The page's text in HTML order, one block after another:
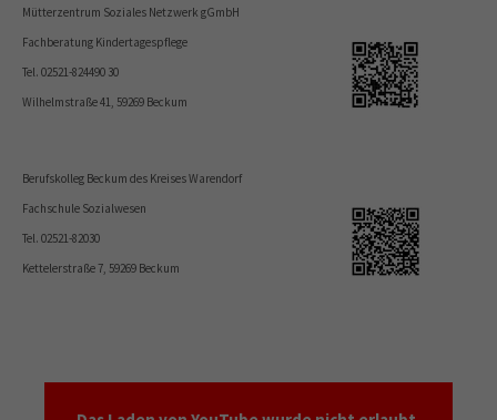
Mütterzentrum Soziales Netzwerk gGmbH
Fachberatung Kindertagespflege
Tel. 02521-824490 30
Wilhelmstraße 41, 59269 Beckum
Berufskolleg Beckum des Kreises Warendorf
Fachschule Sozialwesen
Tel. 02521-82030
Kettelerstraße 7, 59269 Beckum